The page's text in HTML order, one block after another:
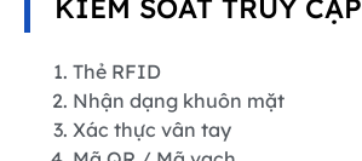
KIỂM SOÁT TRUY CẬP
Thẻ RFID
Nhận dạng khuôn mặt
Xác thực vân tay